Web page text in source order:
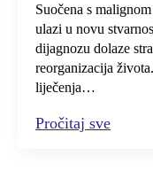
Suočena s
ulazi u novu
dijagnozu dolaze
reorganizacija
liječenja…
Pročitaj sve